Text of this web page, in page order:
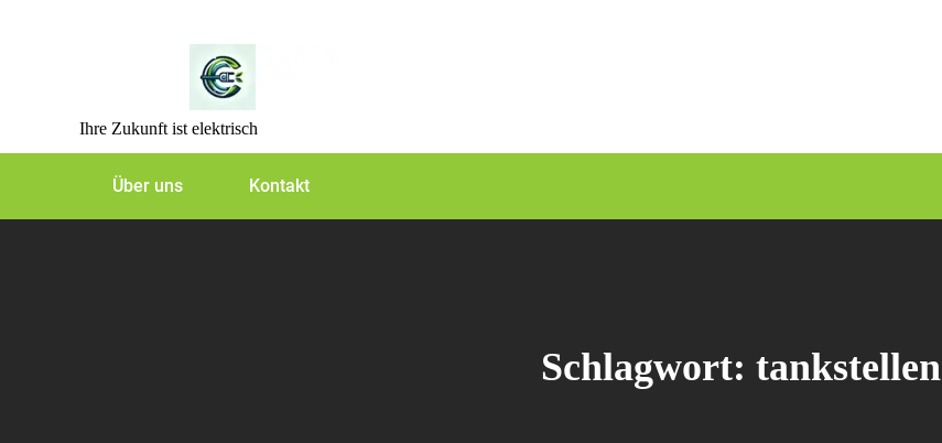
Ihre Zukunft ist elektrisch
Über uns Kontakt
Schlagwort: tankstellen